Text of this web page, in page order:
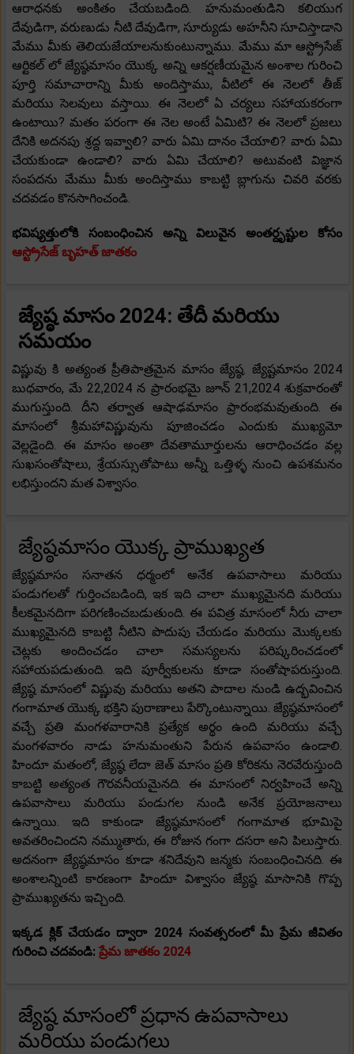
ఆరాధనకు అంకితం చేయబడింది. హనుమంతుడిని కలియుగ
దేవుడిగా, వరుణుడు నీటి దేవుడిగా, సూర్యుడు అహనీని సూచిస్తాడాని
మేము మీకు తెలియజేయాలనుకుంటున్నాము. మేము మా ఆస్ట్రోసేజ్
ఆర్టికల్ లో జ్యేష్ఠమాసం యొక్క అన్ని ఆకర్షణీయమైన అంశాల గురించి
పూర్తి సమాచారాన్ని మీకు అందిస్తాము, వీటిలో ఈ నెలలో తీజ్
మరియు సెలవులు వస్తాయి. ఈ నెలలో ఏ చర్యలు సహాయకరంగా
ఉంటాయి? మతం పరంగా ఈ నెల అంటే ఏమిటి? ఈ నెలలో ప్రజలు
దేనికి అదనపు శ్రద్ద ఇవ్వాలి? వారు ఏమి దానం చేయాలి? వారు ఏమి
చేయకుండా ఉండాలి? వారు ఏమి చేయాలి? అటువంటి విజ్ఞాన
సంపదను మేము మీకు అందిస్తాము కాబట్టి బ్లాగును చివరి వరకు
చదవడం కొనసాగించండి.
భవిష్యత్తులోకి సంబంధించిన అన్ని విలువైన అంతర్దృష్టుల కోసం
ఆస్ట్రోసేజ్ బృహత్ జాతకం
జ్యేష్ఠ మాసం 2024: తేదీ మరియు
సమయం
విష్ణువు కి అత్యంత ప్రీతిపాత్రమైన మాసం జ్యేష్ఠ. జ్యేష్టమాసం 2024
బుధవారం, మే 22,2024 న ప్రారంభమై జూన్ 21,2024 శుక్రవారంతో
ముగుస్తుంది. దీని తర్వాత ఆషాఢమాసం ప్రారంభమవుతుంది. ఈ
మాసంలో శ్రీమహావిష్ణువును పూజించడం ఎందుకు ముఖ్యమో
వెల్లడైంది. ఈ మాసం అంతా దేవతామూర్తులను ఆరాధించడం వల్ల
సుఖసంతోషాలు, శ్రేయస్సుతోపాటు అన్నీ ఒత్తిళ్ళ నుంచి ఉపశమనం
లభిస్తుందని మత విశ్వాసం.
జ్యేష్ఠమాసం యొక్క ప్రాముఖ్యత
జ్యేష్ఠమాసం సనాతన ధర్మంలో అనేక ఉపవాసాలు మరియు
పండుగలతో గుర్తించబడింది, ఇక ఇది చాలా ముఖ్యమైనది మరియు
కీలకమైనదిగా పరిగణించబడుతుంది. ఈ పవిత్ర మాసంలో నీరు చాలా
ముఖ్యమైనది కాబట్టి నీటిని పొదుపు చేయడం మరియు మొక్కలకు
చెట్లకు అందించడం చాలా సమస్యలను పరిష్కరించడంలో
సహాయపడుతుంది. ఇది పూర్వీకులను కూడా సంతోషాపరుస్తుంది.
జ్యేష్ఠ మాసంలో విష్ణువు మరియు అతని పాదాల నుండి ఉద్భవించిన
గంగామాత యొక్క భక్తిని పురాణాలు పేర్కొంటున్నాయి. జ్యేష్ఠమాసంలో
వచ్చే ప్రతి మంగళవారానికి ప్రత్యేక అర్థం ఉంది మరియు వచ్చే
మంగళవారం నాడు హనుమంతుని పేరున ఉపవాసం ఉండాలి.
హిందూ మతంలో, జ్యేష్ఠ లేదా జెత్ మాసం ప్రతి కోరికను నెరవేరుస్తుంది
కాబట్టి అత్యంత గౌరవనీయమైనది. ఈ మాసంలో నిర్వహించే అన్ని
ఉపవాసాలు మరియు పండుగల నుండి అనేక ప్రయోజనాలు
ఉన్నాయి. ఇది కాకుండా జ్యేష్ఠమాసంలో గంగామాత భూమిపై
అవతరించిందని నమ్ముతారు, ఈ రోజున గంగా దసరా అని పిలుస్తారు.
అదనంగా జ్యేష్ఠమాసం కూడా శనిదేవుని జన్మకు సంబంధించినది. ఈ
అంశాలన్నింటి కారణంగా హిందూ విశ్వాసం జ్యేష్ఠ మాసానికి గొప్ప
ప్రాముఖ్యతను ఇచ్చింది.
ఇక్కడ క్లిక్ చేయడం ద్వారా 2024 సంవత్సరంలో మీ ప్రేమ జీవితం
గురించి చదవండి: ప్రేమ జాతకం 2024
జ్యేష్ఠ మాసంలో ప్రధాన ఉపవాసాలు
మరియు పండుగలు